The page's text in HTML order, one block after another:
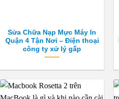
Sửa Chữa Nạp Mực Máy In
Quận 4 Tận Nơi – Điện thoại
công ty xử lý gấp